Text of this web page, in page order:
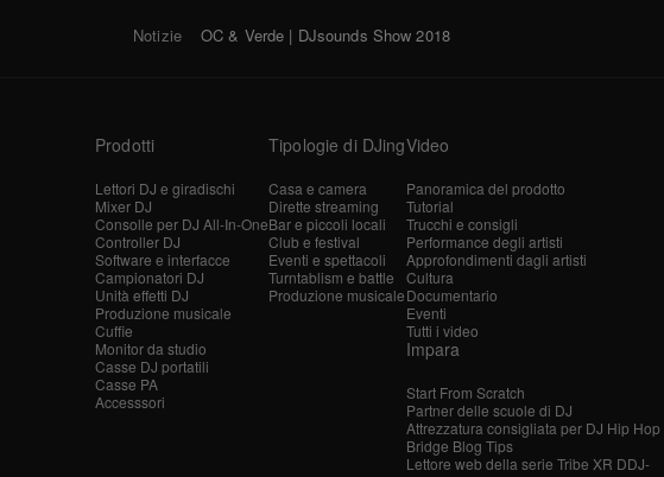
Notizie OC & Verde | DJsounds Show 2018
Prodotti
Lettori DJ e giradischi
Mixer DJ
Consolle per DJ All-In-One
Controller DJ
Software e interfacce
Campionatori DJ
Unità effetti DJ
Produzione musicale
Cuffie
Monitor da studio
Casse DJ portatili
Casse PA
Accesssori
Tipologie di DJing
Casa e camera
Dirette streaming
Bar e piccoli locali
Club e festival
Eventi e spettacoli
Turntablism e battle
Produzione musicale
Video
Panoramica del prodotto
Tutorial
Trucchi e consigli
Performance degli artisti
Approfondimenti dagli artisti
Cultura
Documentario
Eventi
Tutti i video
Impara
Start From Scratch
Partner delle scuole di DJ
Attrezzatura consigliata per DJ Hip Hop
Bridge Blog Tips
Lettore web della serie Tribe XR DDJ-